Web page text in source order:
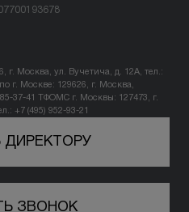
г. Москва, ул. Вучетича, д. 12А, тел.:
г. Москве: 129626, г. Москва,
37-41
ТФОМС г. Москвы: 127473, г.
+7 (495) 952-93-21
ДИРЕКТОРУ
ЗВОНОК